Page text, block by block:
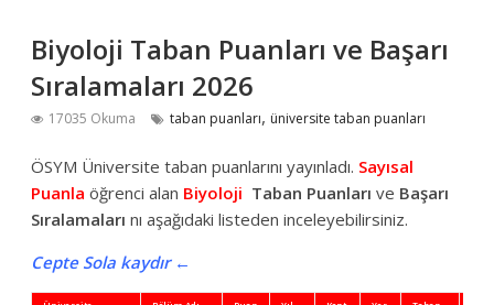
Biyoloji Taban Puanları ve Başarı
Sıralamaları 2026
17035 Okuma taban puanları, üniversite taban puanları
ÖSYM Üniversite taban puanlarını yayınladı. Sayısal
Puanla öğrenci alan Biyoloji Taban Puanları ve Başarı
Sıralamaları nı aşağıdaki listeden inceleyebilirsiniz.
Cepte Sola kaydır ←